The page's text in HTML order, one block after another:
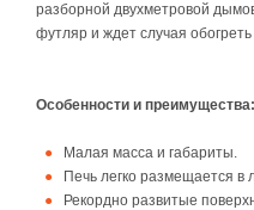
разборной двухметровой
футляр и ждет случая
Особенности и преимущества:
Малая масса и габариты.
Печь легко размещается в
Рекордно развитые